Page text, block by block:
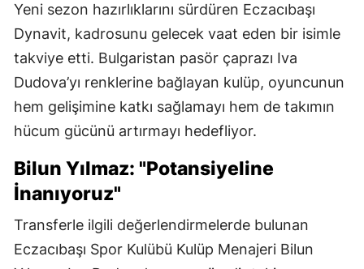
Yeni sezon hazırlıklarını sürdüren Eczacıbaşı
Dynavit, kadrosunu gelecek vaat eden bir isimle
takviye etti. Bulgaristan pasör çaprazı Iva
Dudova’yı renklerine bağlayan kulüp, oyuncunun
hem gelişimine katkı sağlamayı hem de takımın
hücum gücünü artırmayı hedefliyor.
Bilun Yılmaz: "Potansiyeline
İnanıyoruz"
Transferle ilgili değerlendirmelerde bulunan
Eczacıbaşı Spor Kulübü Kulüp Menajeri Bilun